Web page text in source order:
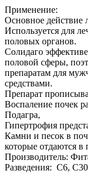
Применение:
Основное действие
Используется для
половых органов.
Солидаго
половой сферы,
препаратам для
средствами.
Препарат
Воспаление почек
Подагра,
Гипертрофия
Камни и песок в
которые отдаются в
Производитель:
Разведения: С6, С30